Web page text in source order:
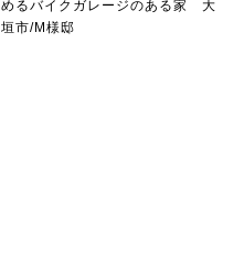
めるバイクガレージのある家 大
垣市/M様邸